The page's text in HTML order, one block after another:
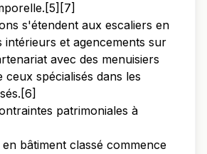
s'étendent aux escaliers en
intérieurs et agencements sur
avec des menuisiers
ceux spécialisés dans les
patrimoniales à
bâtiment classé commence